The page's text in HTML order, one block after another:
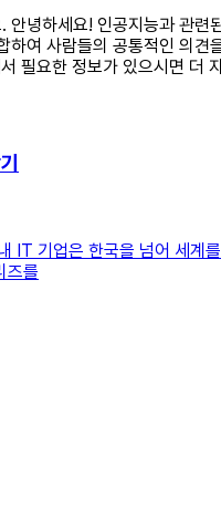
안녕하세요! 인공지능과 관
여 사람들의 공통적인 의견
필요한 정보가 있으시면 더
IT 기업은 한국을 넘어 세계
즈를